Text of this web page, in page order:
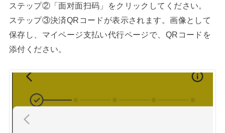
ステップ②「面对面扫码」をクリックしてください。
ステップ③決済QRコードが表示されます。画像として
保存し、マイページ支払い代行ページで、QRコードを
添付ください。